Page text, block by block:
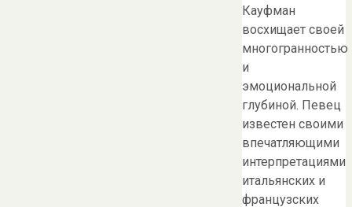
Кауфман
восхищает своей
многогранностью
и
эмоциональной
глубиной. Певец
известен своими
впечатляющими
интерпретациями
итальянских и
французских